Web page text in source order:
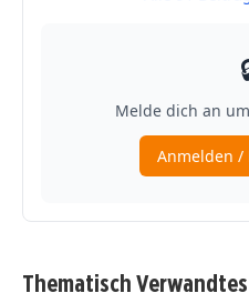
Thematisch Verwandtes